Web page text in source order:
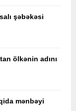
şəbəkəsi
ölkənin adını
mənbəyi